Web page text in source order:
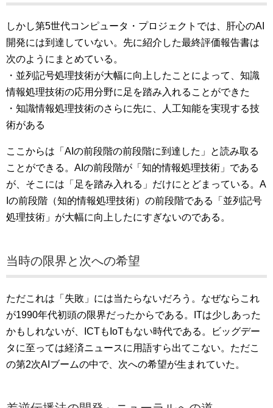
しかし第5世代コンピュータ・プロジェクトでは、肝心のAI
開発には到達していない。先に紹介した最終評価報告書は
次のようにまとめている。
・並列記号処理技術が大幅に向上したことによって、知識
情報処理技術の応用分野に足を踏み入れることができた
・知識情報処理技術のさらに先に、人工知能を実現する技
術がある
ここからは「AIの前段階の前段階に到達した」と読み取る
ことができる。AIの前段階が「知的情報処理技術」である
が、そこには「足を踏み入れる」だけにとどまっている。A
Iの前段階（知的情報処理技術）の前段階である「並列記号
処理技術」が大幅に向上したにすぎないのである。
当時の限界と次への希望
ただこれは「失敗」には当たらないだろう。なぜならこれ
が1990年代初頭の限界だったからである。ITは少しあった
かもしれないが、ICTもIoTもない時代である。ビッグデー
タに至っては経済ニュースに用語すら出てこない。ただこ
の第2次AIブームの中で、次への希望が生まれていた。